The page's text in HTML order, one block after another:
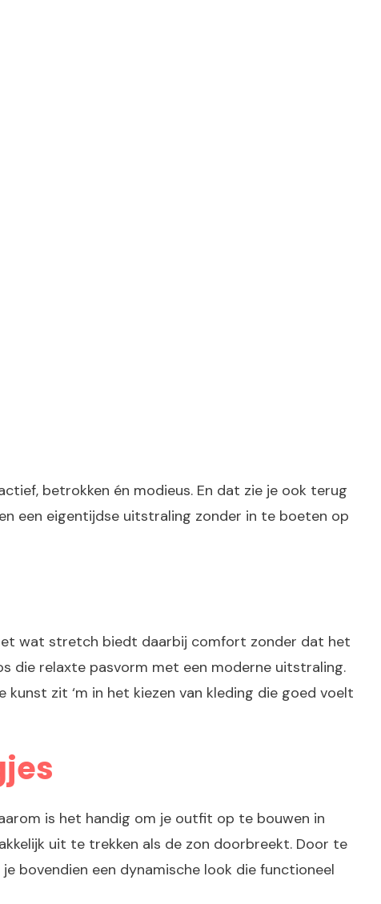
betrokken én modieus. En dat zie je ook terug
een eigentijdse uitstraling zonder in te boeten op
wat stretch biedt daarbij comfort zonder dat het
die relaxte pasvorm met een moderne uitstraling.
zit ‘m in het kiezen van kleding die goed voelt
is het handig om je outfit op te bouwen in
uit te trekken als de zon doorbreekt. Door te
bovendien een dynamische look die functioneel